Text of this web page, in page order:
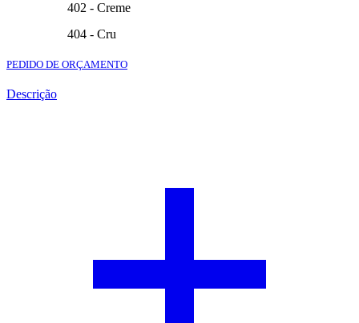
402 - Creme
404 - Cru
PEDIDO DE ORÇAMENTO
Descrição